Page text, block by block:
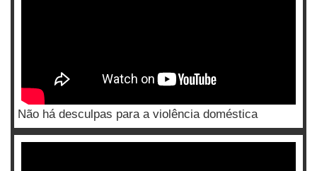
Não há desculpas para a violência doméstica